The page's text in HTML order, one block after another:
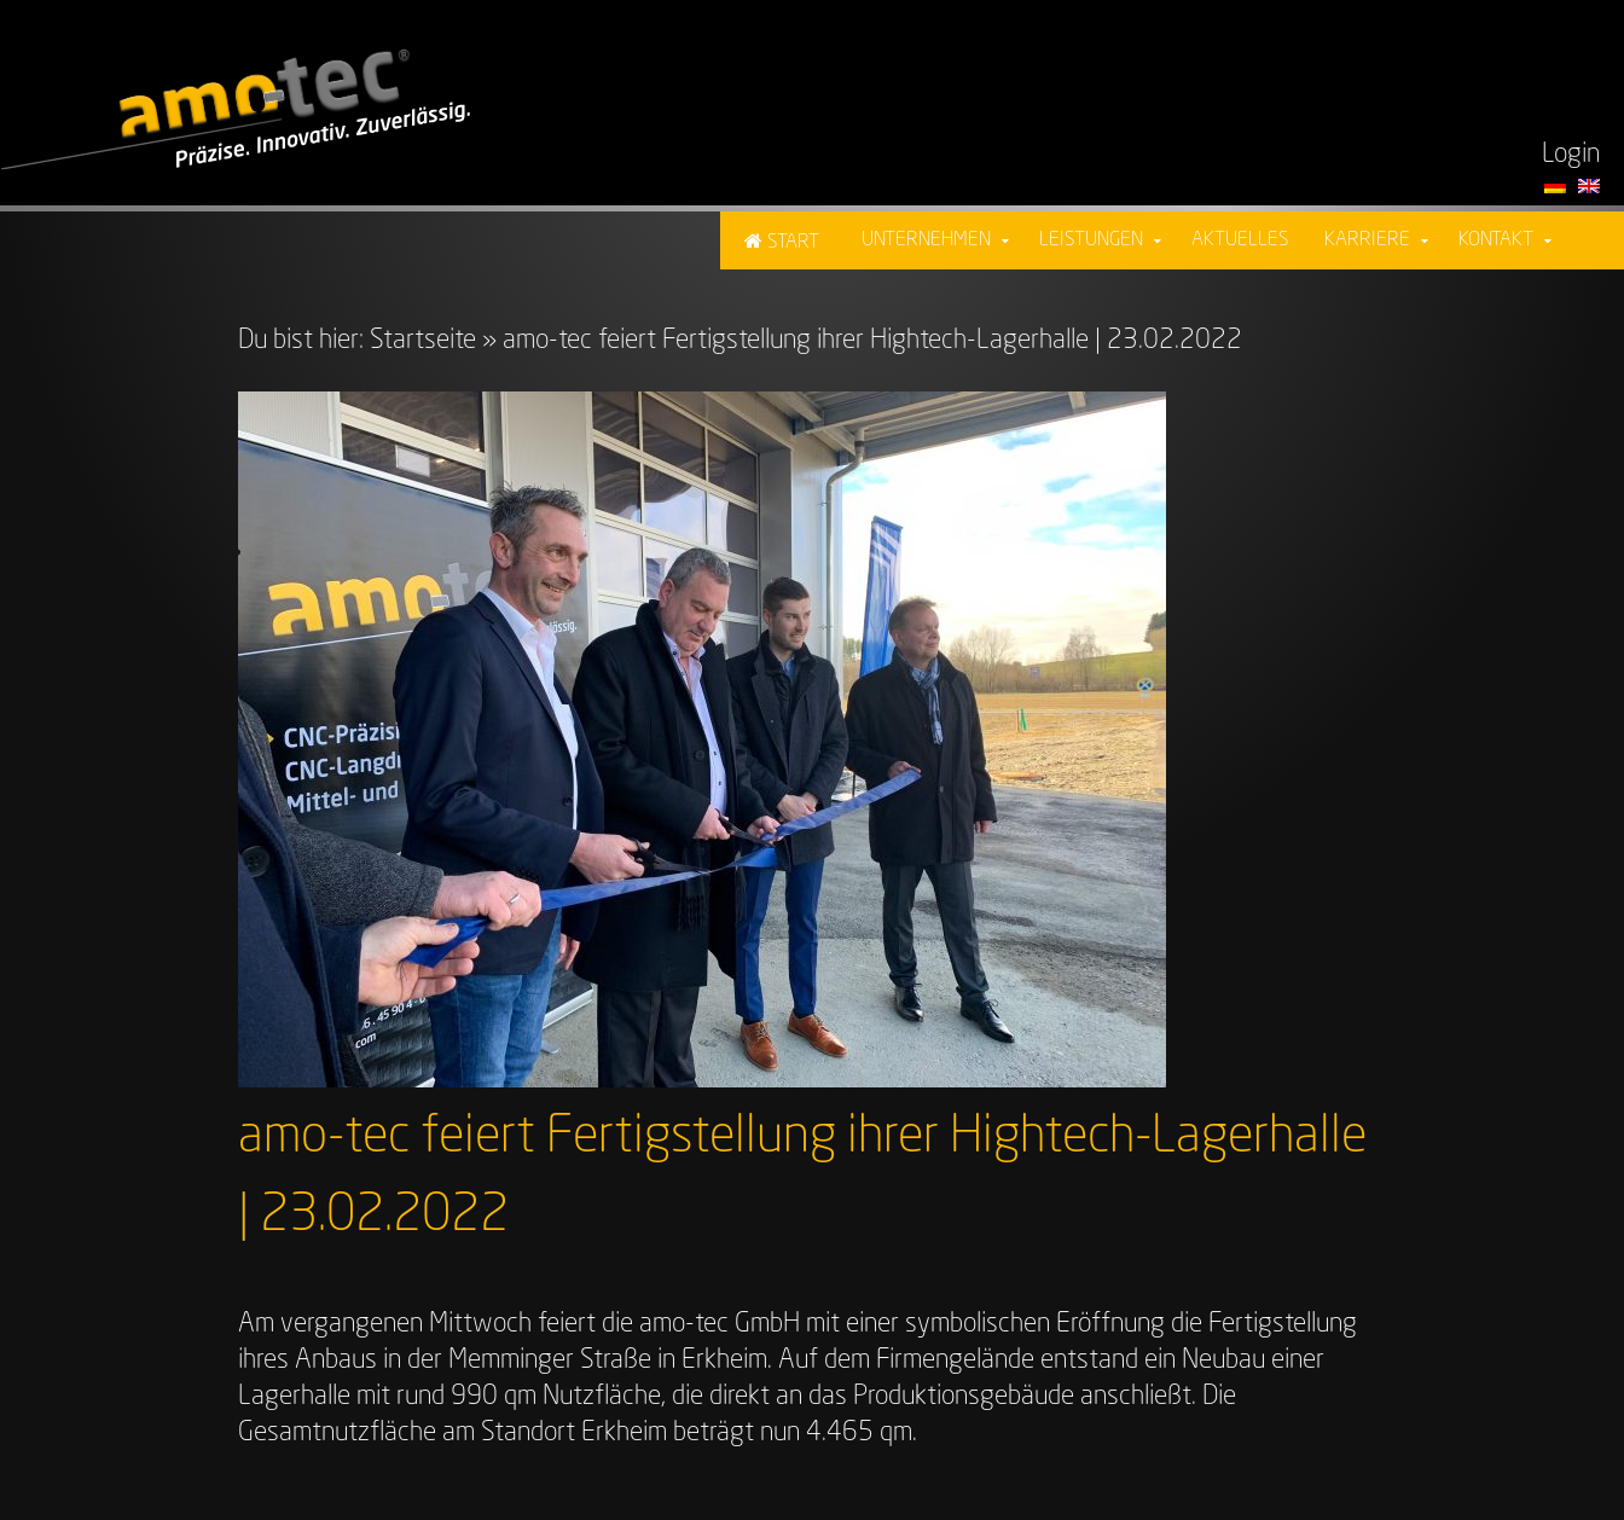
Login
START UNTERNEHMEN LEISTUNGEN AKTUELLES KARRIERE KONTAKT
Du bist hier: Startseite » amo-tec feiert Fertigstellung ihrer Hightech-Lagerhalle | 23.02.2022
amo-tec feiert Fertigstellung ihrer Hightech-Lagerhalle
| 23.02.2022
Am vergangenen Mittwoch feiert die amo-tec GmbH mit einer symbolischen Eröffnung die Fertigstellung
ihres Anbaus in der Memminger Straße in Erkheim. Auf dem Firmengelände entstand ein Neubau einer
Lagerhalle mit rund 990 qm Nutzfläche, die direkt an das Produktionsgebäude anschließt. Die
Gesamtnutzfläche am Standort Erkheim beträgt nun 4.465 qm.